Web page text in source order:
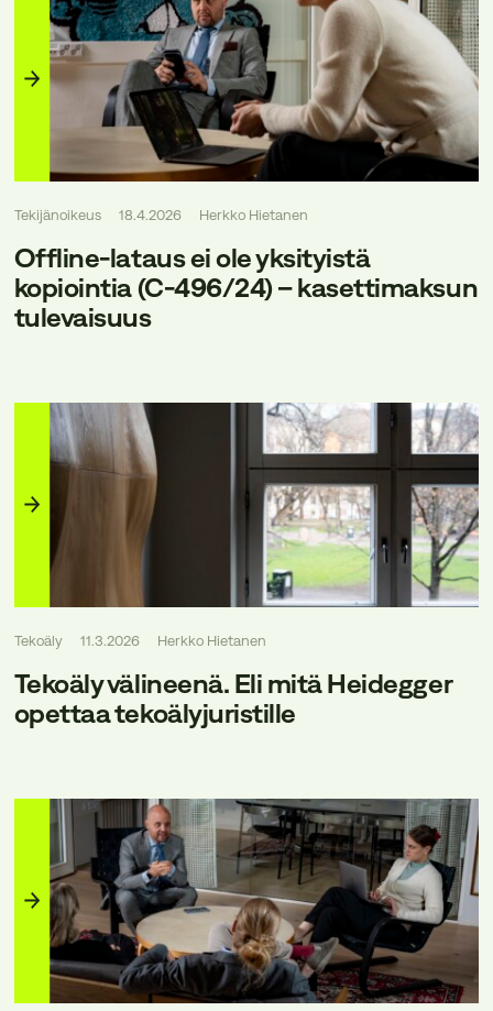
Offline-lataus ei ole yksityistä
kopiointia (C-496/24) – kasettimaksun
tulevaisuus
Tekijänoikeus 18.4.2026 Herkko Hietanen
Tekoäly välineenä. Eli mitä Heidegger
opettaa tekoälyjuristille
Tekoäly 11.3.2026 Herkko Hietanen